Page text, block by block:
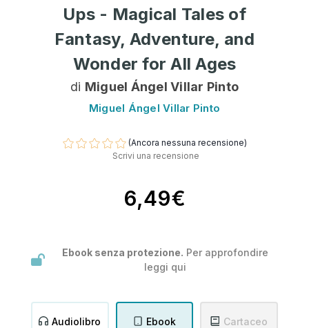
Ups - Magical Tales of
Fantasy, Adventure, and
Wonder for All Ages
di Miguel Ángel Villar Pinto
Miguel Ángel Villar Pinto
(Ancora nessuna recensione)
Scrivi una recensione
6,49€
Ebook senza protezione. Per approfondire
leggi qui
Audiolibro Ebook
Cartaceo